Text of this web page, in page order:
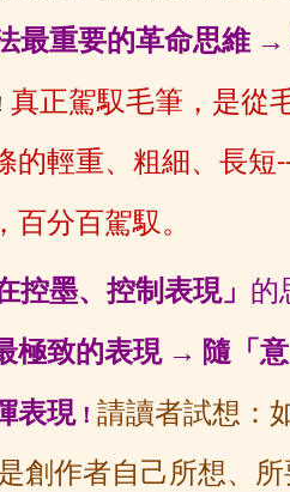
最重要的革命思維 →
真正駕馭毛筆，是從
的輕重、粗細、長短
分百駕馭。
控墨、控制表現」 的
極致的表現 → 隨「
表現！ 請讀者試想：
作者自己所想、